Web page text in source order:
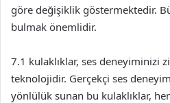
göre değişiklik göstermektedir.
bulmak önemlidir.
7.1 kulaklıklar, ses deneyiminizi
teknolojidir. Gerçekçi ses
yönlülük sunan bu kulaklıklar,